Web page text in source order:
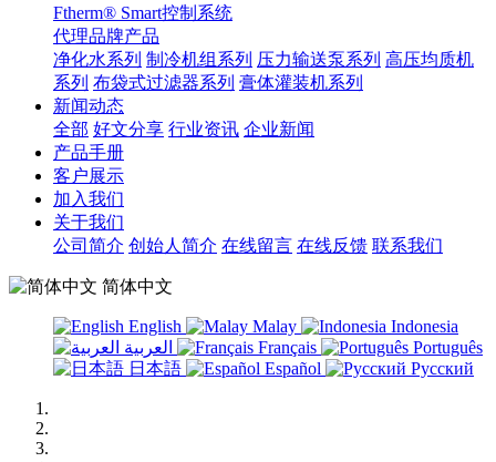
Ftherm® Smart控制系统
代理品牌产品
净化水系列 制冷机组系列 压力输送泵系列 高压均质机
系列 布袋式过滤器系列 膏体灌装机系列
新闻动态
全部 好文分享 行业资讯 企业新闻
产品手册
客户展示
加入我们
关于我们
公司简介 创始人简介 在线留言 在线反馈 联系我们
简体中文
English Malay
Indonesia
Français
Português
日本語
Español Русский